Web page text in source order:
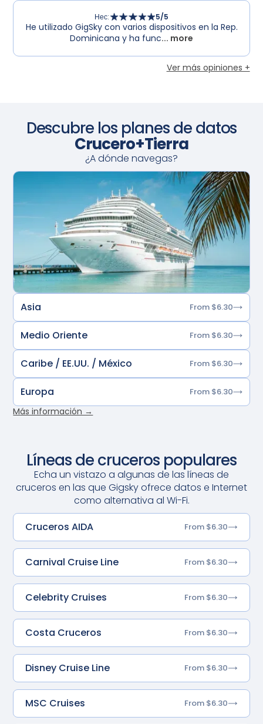
Нес: 5/5
He utilizado GigSky con varios dispositivos en la Rep.
Dominicana y ha func... more
Ver más opiniones +
Descubre los planes de datos
Crucero+Tierra
¿A dónde navegas?
Asia From $6.30
Medio Oriente From $6.30
Caribe / EE.UU. / México From $6.30
Europa From $6.30
Más información →
Líneas de cruceros populares
Echa un vistazo a algunas de las líneas de
cruceros en las que Gigsky ofrece datos e Internet
como alternativa al Wi-Fi.
Cruceros AIDA
From $6.30
Carnival Cruise Line From $6.30
Celebrity Cruises From $6.30
Costa Cruceros From $6.30
Disney Cruise Line From $6.30
MSC Cruises From $6.30